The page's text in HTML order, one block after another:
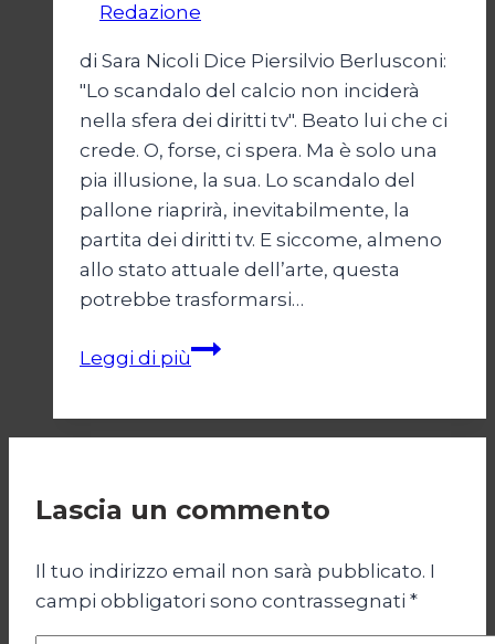
Redazione
di Sara Nicoli Dice Piersilvio Berlusconi:
"Lo scandalo del calcio non inciderà
nella sfera dei diritti tv". Beato lui che ci
crede. O, forse, ci spera. Ma è solo una
pia illusione, la sua. Lo scandalo del
pallone riaprirà, inevitabilmente, la
partita dei diritti tv. E siccome, almeno
allo stato attuale dell’arte, questa
potrebbe trasformarsi…
Leggi di piùDIRITTI
Lascia un commento
Il tuo indirizzo email non sarà pubblicato. I
campi obbligatori sono contrassegnati *